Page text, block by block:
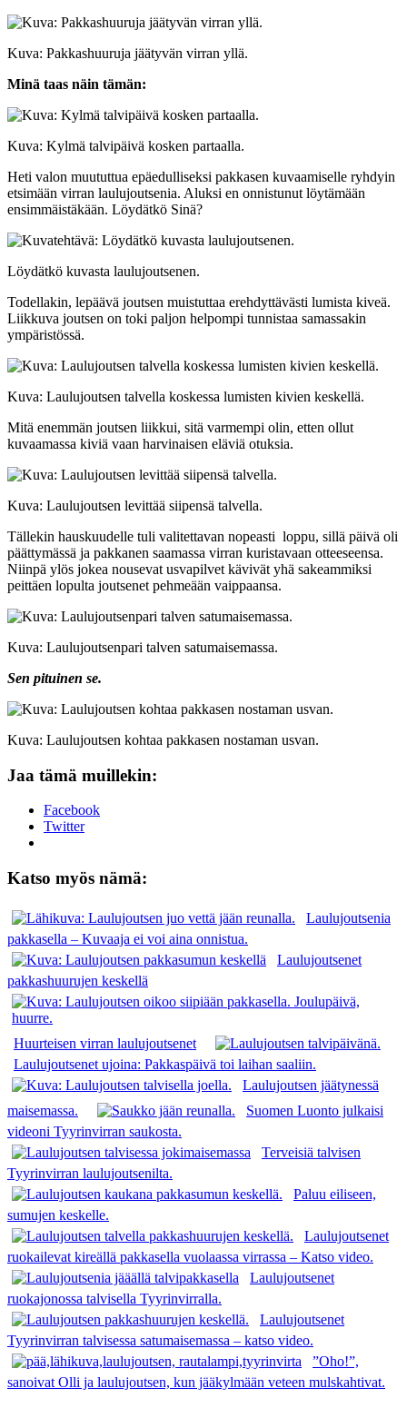
Kuva: Pakkashuuruja jäätyvän virran yllä.
Minä taas näin tämän:
Kuva: Kylmä talvipäivä kosken partaalla.
Heti valon muututtua epäedulliseksi pakkasen kuvaamiselle ryhdyin
etsimään virran laulujoutsenia. Aluksi en onnistunut löytämään
ensimmäistäkään. Löydätkö Sinä?
Löydätkö kuvasta laulujoutsenen.
Todellakin, lepäävä joutsen muistuttaa erehdyttävästi lumista kiveä.
Liikkuva joutsen on toki paljon helpompi tunnistaa samassakin
ympäristössä.
Kuva: Laulujoutsen talvella koskessa lumisten kivien keskellä.
Mitä enemmän joutsen liikkui, sitä varmempi olin, etten ollut
kuvaamassa kiviä vaan harvinaisen eläviä otuksia.
Kuva: Laulujoutsen levittää siipensä talvella.
Tällekin hauskuudelle tuli valitettavan nopeasti loppu, sillä päivä oli
päättymässä ja pakkanen saamassa virran kuristavaan otteeseensa.
Niinpä ylös jokea nousevat usvapilvet kävivät yhä sakeammiksi
peittäen lopulta joutsenet pehmeään vaippaansa.
Kuva: Laulujoutsenpari talven satumaisemassa.
Sen pituinen se.
Kuva: Laulujoutsen kohtaa pakkasen nostaman usvan.
Jaa tämä muillekin:
Facebook
Twitter
Katso myös nämä:
Laulujoutsenia
pakkasella – Kuvaaja ei voi aina onnistua.
Laulujoutsenet
pakkashuurujen keskellä
Huurteisen virran laulujoutsenet
Laulujoutsenet ujoina: Pakkaspäivä toi laihan saaliin.
Laulujoutsen jäätynessä
maisemassa.
Suomen Luonto julkaisi
videoni Tyyrinvirran saukosta.
Terveisiä talvisen
Tyyrinvirran laulujoutsenilta.
Paluu eiliseen,
sumujen keskelle.
Laulujoutsenet
ruokailevat kireällä pakkasella vuolaassa virrassa – Katso video.
Laulujoutsenet
ruokajonossa talvisella Tyyrinvirralla.
Laulujoutsenet
Tyyrinvirran talvisessa satumaisemassa – katso video.
”Oho!”,
sanoivat Olli ja laulujoutsen, kun jääkylmään veteen mulskahtivat.